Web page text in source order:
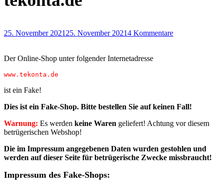
25. November 2021 25. November 20214 Kommentare
Der Online-Shop unter folgender Internetadresse
www.tekonta.de
ist ein Fake!
Dies ist ein Fake-Shop. Bitte bestellen Sie auf keinen Fall!
Warnung: Es werden keine Waren geliefert! Achtung vor diesem
betrügerischen Webshop!
Die im Impressum angegebenen Daten wurden gestohlen und
werden auf dieser Seite für betrügerische Zwecke missbraucht!
Impressum des Fake-Shops: